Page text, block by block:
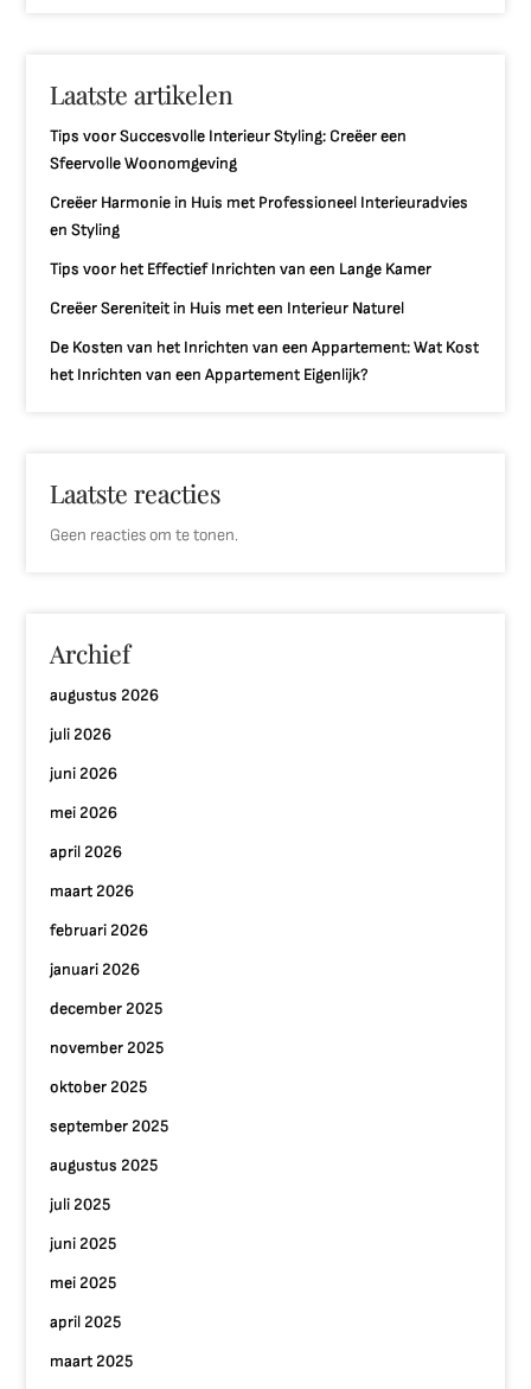
Laatste artikelen
Tips voor Succesvolle Interieur Styling: Creëer een
Sfeervolle Woonomgeving
Creëer Harmonie in Huis met Professioneel Interieuradvies
en Styling
Tips voor het Effectief Inrichten van een Lange Kamer
Creëer Sereniteit in Huis met een Interieur Naturel
De Kosten van het Inrichten van een Appartement: Wat Kost
het Inrichten van een Appartement Eigenlijk?
Laatste reacties
Geen reacties om te tonen.
Archief
augustus 2026
juli 2026
juni 2026
mei 2026
april 2026
maart 2026
februari 2026
januari 2026
december 2025
november 2025
oktober 2025
september 2025
augustus 2025
juli 2025
juni 2025
mei 2025
april 2025
maart 2025